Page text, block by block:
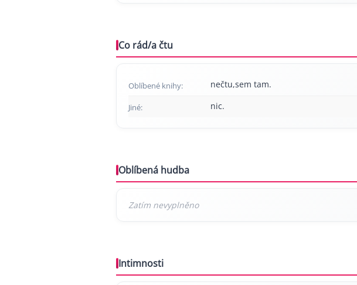
Co rád/a čtu
Oblíbené knihy: nečtu,sem tam.
Jiné: nic.
Oblíbená hudba
Intimnosti